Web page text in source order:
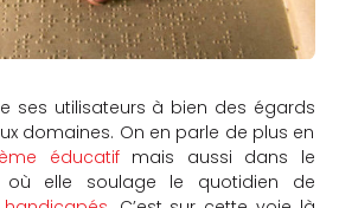
ses utilisateurs à bien des égards
domaines. On en parle de plus en
éducatifmais aussi dans le
où elle soulage le quotidien de